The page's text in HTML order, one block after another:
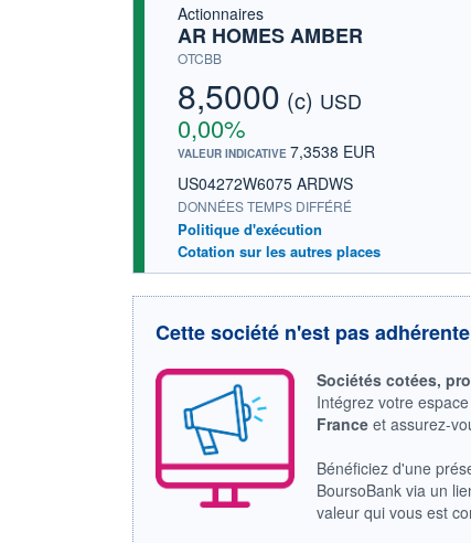
Actionnaires
AR HOMES AMBER
OTCBB
8,5000 (c) USD
0,00%
VALEUR INDICATIVE 7,3538 EUR
US04272W6075 ARDWS
DONNÉES TEMPS DIFFÉRÉ
Politique d'exécution
Cotation sur les autres places
Cette société n'est pas
Sociétés cotées,
Intégrez votre
France et assurez-
Bénéficiez d'une
BoursoBank via un
valeur qui vous est